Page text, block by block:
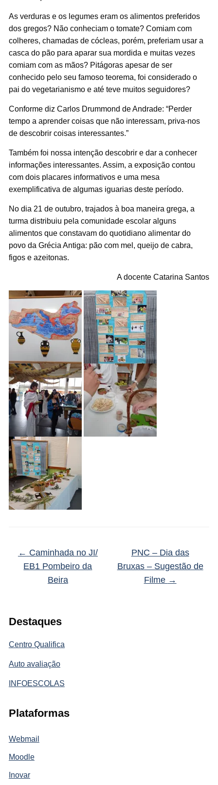
Destaques
Centro Qualifica
Auto avaliação
INFOESCOLAS
Plataformas
Webmail
Moodle
Inovar
As verduras e os legumes eram os alimentos preferidos
dos gregos? Não conheciam o tomate? Comiam com
colheres, chamadas de cócleas, porém, preferiam usar a
casca do pão para aparar sua mordida e muitas vezes
comiam com as mãos? Pitágoras apesar de ser
conhecido pelo seu famoso teorema, foi considerado o
pai do vegetarianismo e até teve muitos seguidores?
Conforme diz Carlos Drummond de Andrade: “Perder
tempo a aprender coisas que não interessam, priva-nos
de descobrir coisas interessantes.”
Também foi nossa intenção descobrir e dar a conhecer
informações interessantes. Assim, a exposição contou
com dois placares informativos e uma mesa
exemplificativa de algumas iguarias deste período.
No dia 21 de outubro, trajados à boa maneira grega, a
turma distribuiu pela comunidade escolar alguns
alimentos que constavam do quotidiano alimentar do
povo da Grécia Antiga: pão com mel, queijo de cabra,
figos e azeitonas.
A docente Catarina Santos
← Caminhada no JI/
EB1 Pombeiro da
Beira
PNC – Dia das
Bruxas – Sugestão de
Filme →